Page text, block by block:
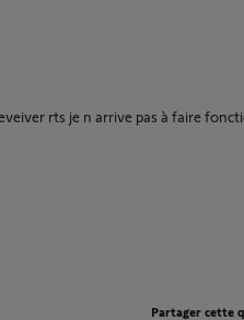
rts je n arrive pas à faire
Partager cette